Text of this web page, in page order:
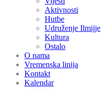
Aktivnosti
Hutbe
Udruženje Ilmijje
Kultura
Ostalo
O nama
Vremenska linija
Kontakt
Kalendar